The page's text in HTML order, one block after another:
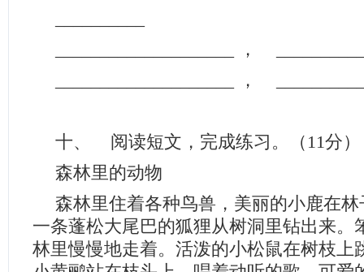
____________________ ，
____________________ ，
十、 阅读短文，完成练习。（11分）
森林里的动物
森林里住着各种鸟兽，美丽的小鹿在
一条蓬松大尾巴的狐狸从树洞里钻出来。
林里慢慢地走着。活泼的小松鼠在树枝上